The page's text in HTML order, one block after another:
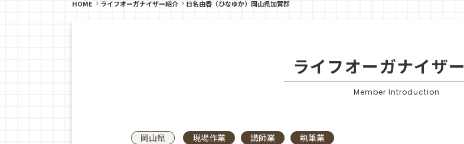
HOME ライフオーガナイザー紹介 日名由香（ひなゆか）岡山県加賀郡
ライフオーガナイザー
Member Introduction
岡山県 現場作業 講師業 執筆業